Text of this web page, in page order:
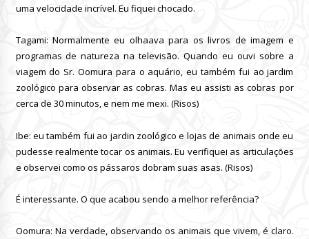
uma velocidade incrível. Eu fiquei chocado.
Tagami: Normalmente eu olhaava para os livros de imagem e
programas de natureza na televisão. Quando eu ouvi sobre a
viagem do Sr. Oomura para o aquário, eu também fui ao jardim
zoológico para observar as cobras. Mas eu assisti as cobras por
cerca de 30 minutos, e nem me mexi. (Risos)
Ibe: eu também fui ao jardin zoológico e lojas de animais onde eu
pudesse realmente tocar os animais.Eu verifiquei as articulações
e observei como os pássaros dobram suas asas. (Risos)
É interessante. O que acabou sendo a melhor referência?
Oomura: Na verdade, observando os animais que vivem, é claro.